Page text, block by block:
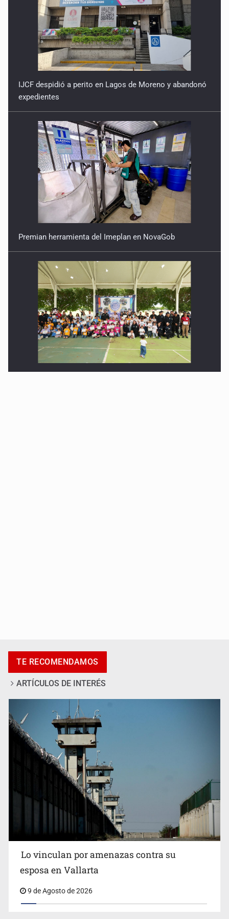
IJCF despidió a perito en Lagos de Moreno y abandonó
Premian herramienta del Imeplan en NovaGob
Concluye Somos Semillas de Paz 2026
Unidos en el Azteca
Fallece Don Nelson, quíntuple campeón NBA, a los 86
años
TE RECOMENDAMOS
ARTÍCULOS DE INTERÉS
Lo vinculan por amenazas contra su
esposa en Vallarta
9 de Agosto de 2026